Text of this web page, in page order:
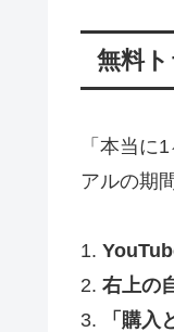
無料
「本当に
アルの期
1.
2. 右上の
3.
「購